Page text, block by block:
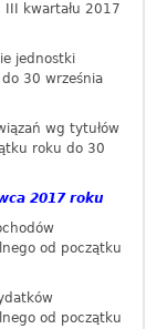
kwartału 2017
jednostki
30 września
wg tytułów
roku do 30
2017 roku
od początku
od początku